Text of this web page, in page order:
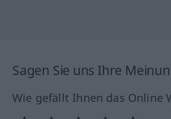
Sagen Sie uns Ihre
Wie gefällt Ihnen das Online